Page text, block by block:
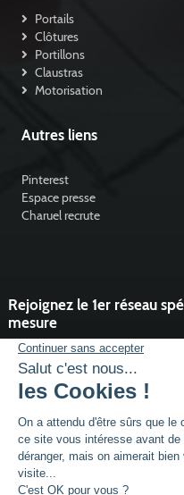
Portails
Clôtures
Portillons
Claustras
Motorisation
Autres liens
Pinterest
Espace presse
Charuel recrute
Rejoignez le 1er réseau
mesure
Vous souhaitez développer
Rejoindre un réseau
font la différence ?
DEVENIR PARTENAIRE